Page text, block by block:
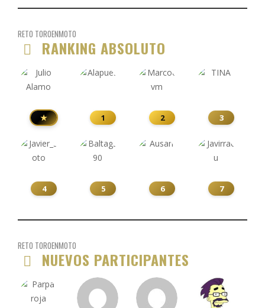
RETO TOROENMOTO
RANKING ABSOLUTO
★ 1 2 3
4 5 6 7
RETO TOROENMOTO
NUEVOS PARTICIPANTES